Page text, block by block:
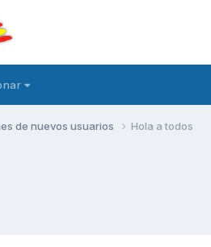
de nuevos usuarios Hola a todos